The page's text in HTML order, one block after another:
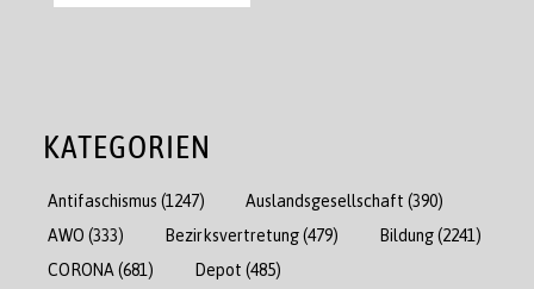
KATEGORIEN
Antifaschismus (1247) Auslandsgesellschaft (390)
AWO (333) Bezirksvertretung(479) Bildung(2241)
CORONA (681) Depot (485)